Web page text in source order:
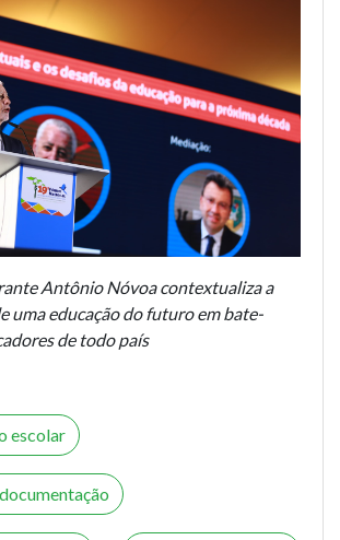
Antônio Nóvoa contextualiza a
uma educação do futuro em bate-
de todo país
escolar